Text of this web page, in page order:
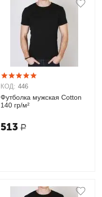
КОД: 446
Футболка мужская Cotton
140 гр/м²
513 Р